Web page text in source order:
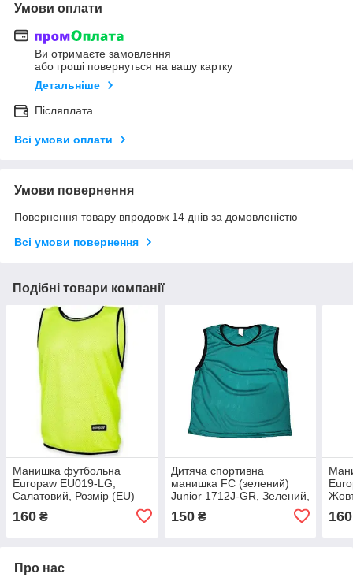
Умови оплати
Ви отримаєте замовлення
або гроші повернуться на вашу картку
Детальніше
Післяплата
Всі умови оплати
Умови повернення
Повернення товару впродовж 14 днів за домовленістю
Всі умови повернення
Подібні товари компанії
Манишка футбольна
Europaw EU019-LG,
Салатовий, Розмір (EU) —
160 ₴
Дитяча спортивна
манишка FC (зелений)
Junior 1712J-GR, Зелений,
150₴ 160
Про нас